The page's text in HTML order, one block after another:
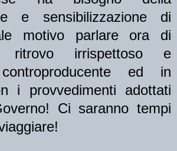
e sensibilizzazione di
motivo parlare ora di
irrispettoso e
ed in
i provvedimenti adottati
Ci saranno tempi